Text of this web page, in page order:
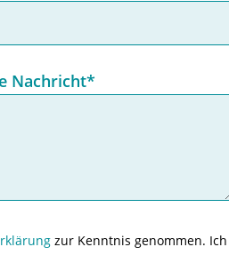
Nachricht*
zur Kenntnis genommen. Ich